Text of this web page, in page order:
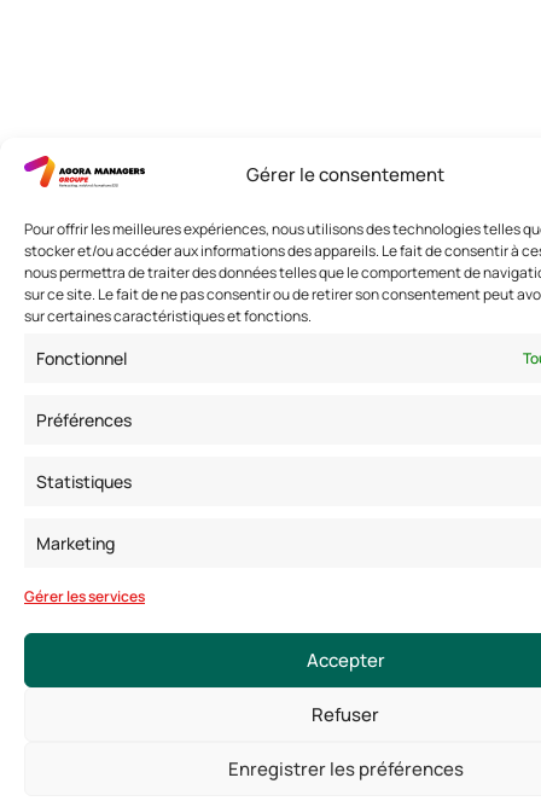
Gérer le consentement
Pour offrir les meilleures expériences, nous utilisons des technologies telles
stocker et/ou accéder aux informations des appareils. Le fait de consentir à
nous permettra de traiter des données telles que le comportement de
sur ce site. Le fait de ne pas consentir ou de retirer son consentement peut
sur certaines caractéristiques et fonctions.
Fonctionnel
Préférences
Statistiques
Marketing
Gérer les services
Accepter
Refuser
Enregistrer les préférences